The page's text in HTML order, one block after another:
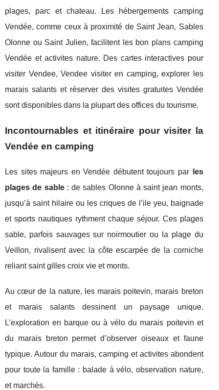
plages, parc et chateau. Les hébergements camping
Vendée, comme ceux à proximité de Saint Jean, Sables
Olonne ou Saint Julien, facilitent les bon plans camping
Vendée et activites nature. Des cartes interactives pour
visiter Vendee, Vendee visiter en camping, explorer les
marais salants et réserver des visites gratuites Vendée
sont disponibles dans la plupart des offices du tourisme.
Incontournables et itinéraire pour visiter la
Vendée en camping
Les sites majeurs en Vendée débutent toujours par
les
plages de sable: de sables Olonne à saint jean monts,
jusqu’à saint hilaire ou les criques de l’ile yeu, baignade
et sports nautiques rythment chaque séjour. Ces plages
sable, parfois sauvages sur noirmoutier ou la plage du
Veillon, rivalisent avec la côte escarpée de la corniche
reliant saint gilles croix vie et monts.
Au cœur de la nature, les marais poitevin, marais breton
et marais salants dessinent un paysage unique.
L’exploration en barque ou à vélo du marais poitevin et
du marais breton permet d’observer oiseaux et faune
typique. Autour du marais, camping et activites abondent
pour toute la famille : balade à vélo, observation nature,
et marchés.